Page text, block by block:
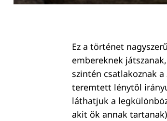
Ez a történet
embereknek
szintén csatlakoznak
teremtett lénytől
láthatjuk a
akit ők annak